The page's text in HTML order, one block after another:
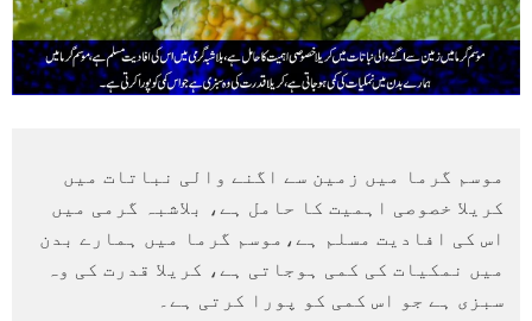
موسم گرما میں زمین سے اگنے والی نباتات میں
کریلا خصوصی اہمیت کا حامل ہے، بلاشبہ گرمی میں
اس کی افادیت مسلم ہے،موسم گرما میں ہمارے بدن
میں نمکیات کی کمی ہوجاتی ہے، کریلا قدرت کی وہ
سبزی ہے جو اس کمی کو پورا کرتی ہے۔